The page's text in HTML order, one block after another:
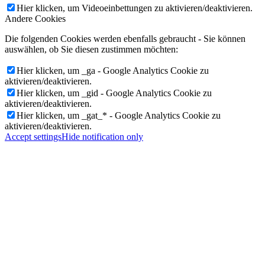
Hier klicken, um Videoeinbettungen zu aktivieren/deaktivieren.
Andere Cookies
Die folgenden Cookies werden ebenfalls gebraucht - Sie können
auswählen, ob Sie diesen zustimmen möchten:
Hier klicken, um _ga - Google Analytics Cookie zu
aktivieren/deaktivieren.
Hier klicken, um _gid - Google Analytics Cookie zu
aktivieren/deaktivieren.
Hier klicken, um _gat_* - Google Analytics Cookie zu
aktivieren/deaktivieren.
Accept settingsHide notification only